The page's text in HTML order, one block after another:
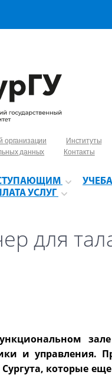
организации Институты
данных
Контакты
УЧЕБА
УСЛУГ
для
и управления.
которые